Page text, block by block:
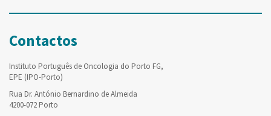
Contactos
Instituto Português de Oncologia do Porto FG,
EPE (IPO-Porto)
Rua Dr. António Bernardino de Almeida
4200-072 Porto